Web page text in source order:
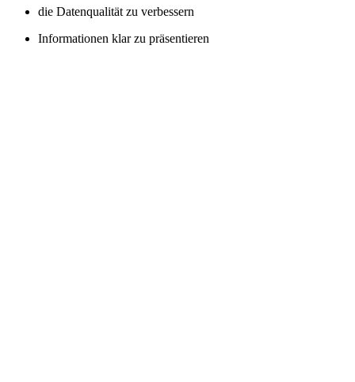
die Datenqualität zu verbessern
Informationen klar zu präsentieren